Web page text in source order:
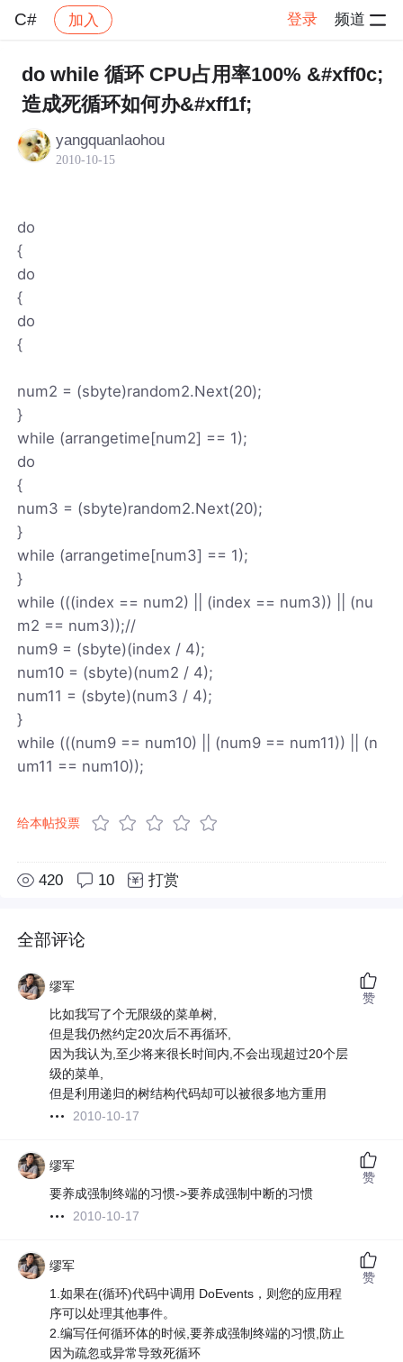
C# 加入 登录 频道
社区 C# 帖子详情
do while 循环 CPU占用率100% &#xff0c;
造成死循环如何办&#xff1f;
yangquanlaohou
2010-10-15
do
{
do
{
do
{
num2 = (sbyte)random2.Next(20);
}
while (arrangetime[num2] == 1);
do
{
num3 = (sbyte)random2.Next(20);
}
while (arrangetime[num3] == 1);
}
while (((index == num2) || (index == num3)) || (nu
m2 == num3));//
num9 = (sbyte)(index / 4);
num10 = (sbyte)(num2 / 4);
num11 = (sbyte)(num3 / 4);
}
while (((num9 == num10) || (num9 == num11)) || (n
um11 == num10));
给本帖投票
420 10 打赏
全部评论
缪军
比如我写了个无限级的菜单树,
但是我仍然约定20次后不再循环,
因为我认为,至少将来很长时间内,不会出现超过20个层
级的菜单,
但是利用递归的树结构代码却可以被很多地方重用
2010-10-17
赞
缪军
要养成强制终端的习惯->要养成强制中断的习惯
2010-10-17
赞
缪军
1.如果在(循环)代码中调用 DoEvents，则您的应用程
序可以处理其他事件。
2.编写任何循环体的时候,要养成强制终端的习惯,防止
因为疏忽或异常导致死循环
赞